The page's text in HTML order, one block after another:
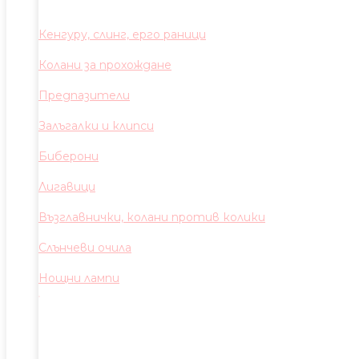
Кенгуру, слинг, ерго раници
Колани за прохождане
Предпазители
Залъгалки и клипси
Биберони
Лигавици
Възглавнички, колани против колики
Слънчеви очила
Нощни лампи